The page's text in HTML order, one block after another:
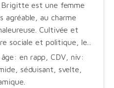
est une femme
agréable, au charme
Cultivée et
sociale et politique, le...
en rapp, CDV, niv:
séduisant, svelte,